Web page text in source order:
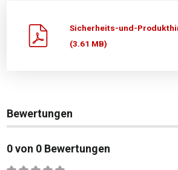
Sicherheits-und-
(3.61 MB)
Bewertungen
0 von 0 Bewertungen